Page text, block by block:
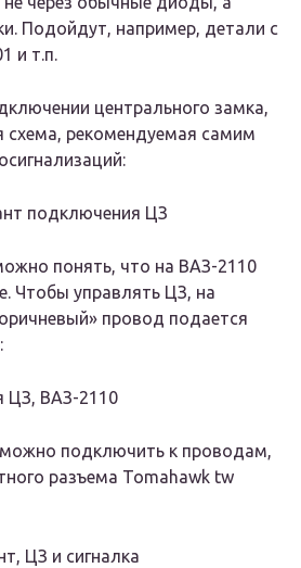
Подойдут, например, детали с
и т.п.
центрального замка,
схема, рекомендуемая самим
подключения ЦЗ
понять, что на ВАЗ-2110
Чтобы управлять ЦЗ, на
провод подается
ЦЗ, ВАЗ-2110
можно подключить к проводам,
разъема Tomahawk tw
ЦЗ и сигналка